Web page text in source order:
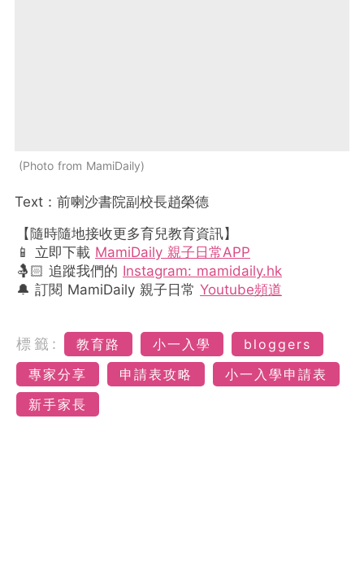
Photo from MamiDaily
Text：前喇沙書院副校長趙榮德
【隨時隨地接收更多育兒教育資訊】
📱 立即下載 MamiDaily 親子日常APP
🤱🏻 追蹤我們的 Instagram: mamidaily.hk
🔔 訂閱 MamiDaily 親子日常 Youtube頻道
標籤: 教育路 小一入學
bloggers
專家分享
申請表攻略
小一入學申請表
新手家長